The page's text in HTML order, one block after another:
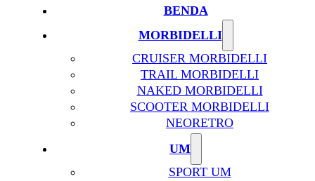
BENDA
MORBIDELLI
CRUISER MORBIDELLI
TRAIL MORBIDELLI
NAKED MORBIDELLI
SCOOTER MORBIDELLI
NEORETRO
UM
SPORT UM